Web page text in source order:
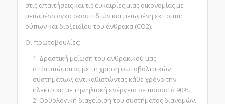
στις απαιτήσεις και τις ευκαιρίες μιας οικονομίας με
μειωμένο όγκο σκουπιδιών και μειωμένη εκπομπή
ρύπων και διοξειδίου του άνθρακα (CO2).
Οι πρωτοβουλίες:
Δραστική μείωση του ανθρακικού μας
αποτυπώματος με τη χρήση φωτοβολταϊκών
συστημάτων, αντικαθιστώντας κάθε χρόνο την
ηλεκτρική με την ηλιακή ενέργεια σε ποσοστό 90%.
Ορθολογική διαχείριση του συστήματος διανομών.